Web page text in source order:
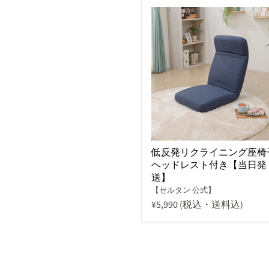
低反発リクライニング座椅
ヘッドレスト付き【当日発
送】
【セルタン 公式】
¥5,990(税込・送料込)